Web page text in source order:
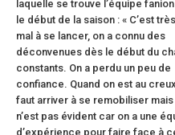
laquelle se trouve l’équipe
le début de la saison : « C’est
mal à se lancer, on a connu des
déconvenues dès le début du
constants. On a perdu un peu de
confiance. Quand on est au
faut arriver à se remobiliser
n’est pas évident car on a une
d’expérience pour faire face à